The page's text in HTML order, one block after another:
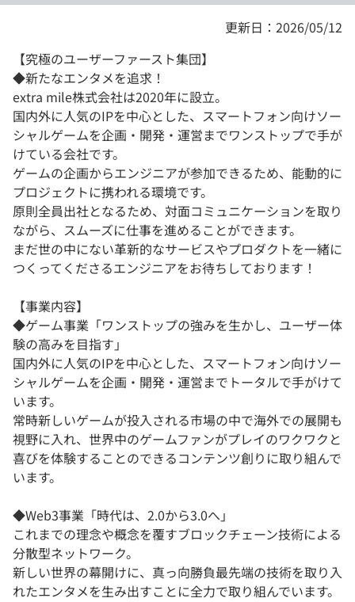
更新日：2026/05/12
【究極のユーザーファースト集団】
◆新たなエンタメを追求！
extra mile株式会社は2020年に設立。
国内外に人気のIPを中心とした、スマートフォン向けソー
シャルゲームを企画・開発・運営までワンストップで手が
けている会社です。
ゲームの企画からエンジニアが参加できるため、能動的に
プロジェクトに携われる環境です。
原則全員出社となるため、対面コミュニケーションを取り
ながら、スムーズに仕事を進めることができます。
まだ世の中にない革新的なサービスやプロダクトを一緒に
つくってくださるエンジニアをお待ちしております！
【事業内容】
◆ゲーム事業「ワンストップの強みを生かし、ユーザー体
験の高みを目指す」
国内外に人気のIPを中心とした、スマートフォン向けソー
シャルゲームを企画・開発・運営までトータルで手がけて
います。
常時新しいゲームが投入される市場の中で海外での展開も
視野に入れ、世界中のゲームファンがプレイのワクワクと
喜びを体験することのできるコンテンツ創りに取り組んで
います。
◆Web3事業「時代は、2.0から3.0へ」
これまでの理念や概念を覆すブロックチェーン技術による
分散型ネットワーク。
新しい世界の幕開けに、真っ向勝負最先端の技術を取り入
れたエンタメを生み出すことに全力で取り組んでいます。